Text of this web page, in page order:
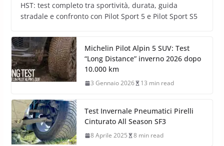
HST: test completo tra sportività, durata, guida
stradale e confronto con Pilot Sport 5 e Pilot Sport S5
Michelin Pilot Alpin 5 SUV: Test
“Long Distance” inverno 2026 dopo
10.000 km
3 Gennaio 2026 13 min read
Test Invernale Pneumatici Pirelli
Cinturato All Season SF3
8 Aprile 2025 8 min read